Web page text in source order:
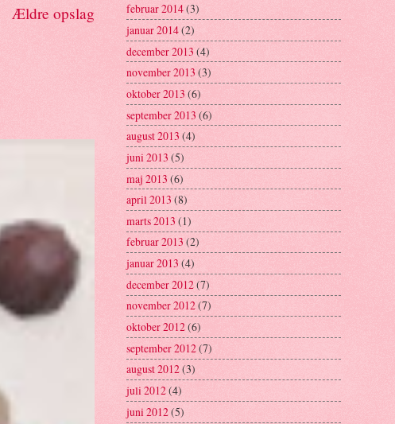
Ældre opslag
februar 2014(3)
januar 2014(2)
december 2013 (4)
november 2013 (3)
oktober 2013 (6)
september 2013 (6)
august 2013 (4)
juni 2013 (5)
maj 2013 (6)
april 2013 (8)
marts 2013 (1)
februar 2013 (2)
januar 2013 (4)
december 2012(7)
november 2012(7)
oktober 2012(6)
september 2012(7)
august 2012(3)
juli 2012(4)
juni 2012(5)